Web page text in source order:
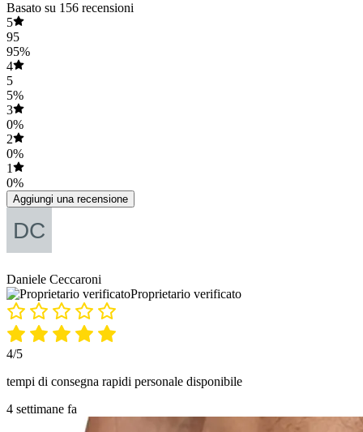
Basato su 156 recensioni
5
95
95%
4
5
5%
3
0%
2
0%
1
0%
Aggiungi una recensione
Daniele Ceccaroni
Proprietario verificato
4/5
tempi di consegna rapidi personale disponibile
4 settimane fa